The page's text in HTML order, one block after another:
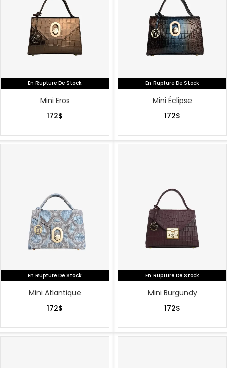
En Rupture De Stock
Mini Eros
172$
En Rupture De Stock
Mini Éclipse
172$
En Rupture De Stock
Mini Atlantique
172$
En Rupture De Stock
Mini Burgundy
172$